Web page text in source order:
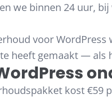
we binnen 24 uur,
voor
heeft gemaakt — als
kost €59